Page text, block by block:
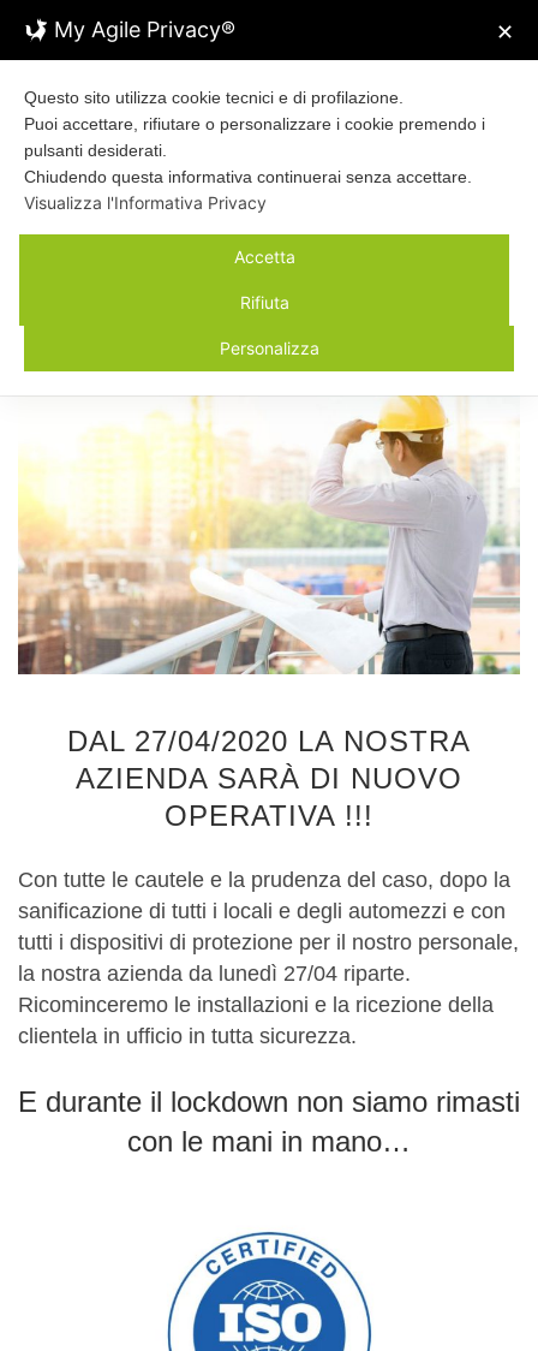
Finalmente si riparte….con
26 APRILE 2020 / NEWS
DAL 27/04/2020 LA NOSTRA
AZIENDA SARÀ DI NUOVO
OPERATIVA !!!
Con tutte le cautele e la prudenza del caso, dopo la
sanificazione di tutti i locali e degli automezzi e con
tutti i dispositivi di protezione per il nostro personale,
la nostra azienda da lunedì 27/04 riparte.
Ricominceremo le installazioni e la ricezione della
clientela in ufficio in tutta sicurezza.
E durante il lockdown non siamo rimasti
con le mani in mano…
My Agile Privacy® ✕
Questo sito utilizza cookie tecnici e di profilazione.
Puoi accettare, rifiutare o personalizzare i cookie premendo i
pulsanti desiderati.
Chiudendo questa informativa continuerai senza accettare.
Visualizza l'Informativa Privacy
Accetta
Rifiuta
Personalizza